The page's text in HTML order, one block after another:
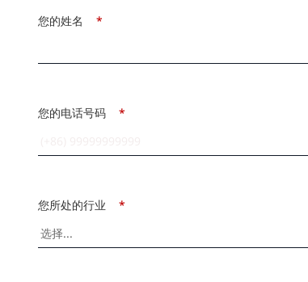
*
您的姓名
*
您的电话号码
*
您所处的行业